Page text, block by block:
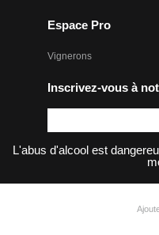
Espace Pro
Vignerons
Inscrivez-vous à
L'abus d'alcool est